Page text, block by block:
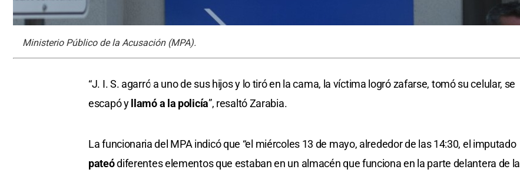
Ministerio Público de la Acusación (MPA).
“J. I. S. agarró a uno de sus hijos y lo tiró en la cama, la víctima logró zafarse, tomó su celular, se
escapó y
llamó a la policía”, resaltó Zarabia.
La funcionaria del MPA indicó que “el miércoles 13 de mayo, alrededor de las 14:30, el imputado
pateódiferentes elementos que estaban en un almacén que funciona en la parte delantera de la